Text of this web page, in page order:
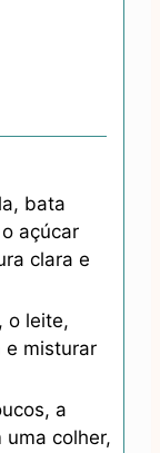
bata
açúcar
clara e
o leite,
e misturar
a
colher,